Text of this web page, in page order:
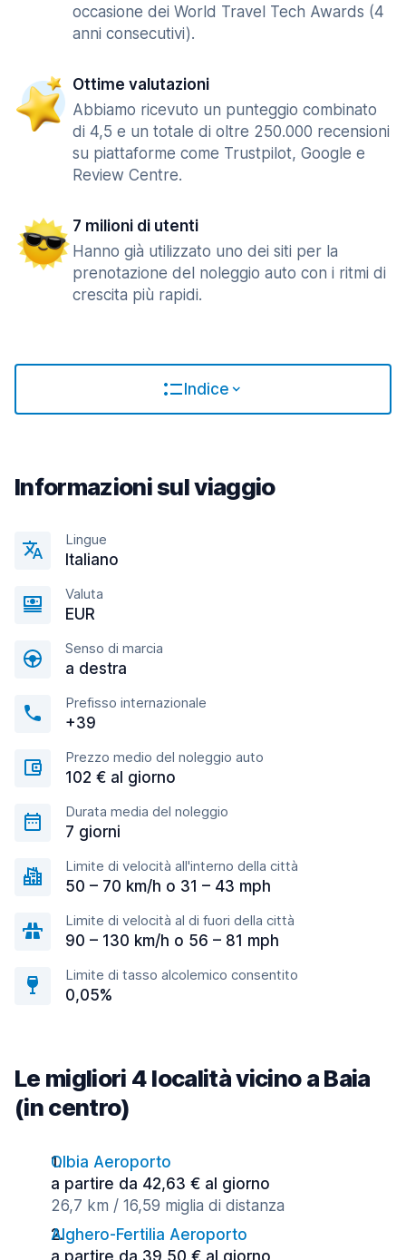
occasione dei World Travel Tech Awards (4
anni consecutivi).
Ottime valutazioni
Abbiamo ricevuto un punteggio combinato
di 4,5 e un totale di oltre 250.000 recensioni
su piattaforme come Trustpilot, Google e
Review Centre.
7 milioni di utenti
Hanno già utilizzato uno dei siti per la
prenotazione del noleggio auto con i ritmi di
crescita più rapidi.
Indice
Informazioni sul viaggio
Lingue
Italiano
Valuta
EUR
Senso di marcia
a destra
Prefisso internazionale
+39
Prezzo medio del noleggio auto
102 € al giorno
Durata media del noleggio
7 giorni
Limite di velocità all'interno della città
50 – 70 km/h o 31 – 43 mph
Limite di velocità al di fuori della città
90 – 130 km/h o 56 – 81 mph
Limite di tasso alcolemico consentito
0,05%
Le migliori 4 località vicino a Baia
(in centro)
Olbia Aeroporto
a partire da 42,63 € al giorno
26,7 km / 16,59 miglia di distanza
Alghero-Fertilia Aeroporto
a partire da 39,50 € al giorno